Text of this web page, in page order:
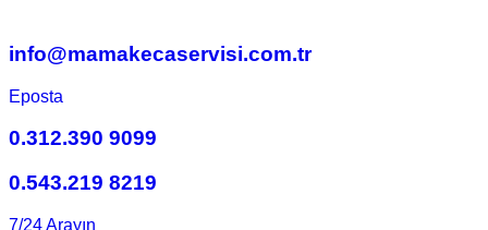
info@mamakecaservisi.com.tr
Eposta
0.312.390 9099
0.543.219 8219
7/24 Arayın